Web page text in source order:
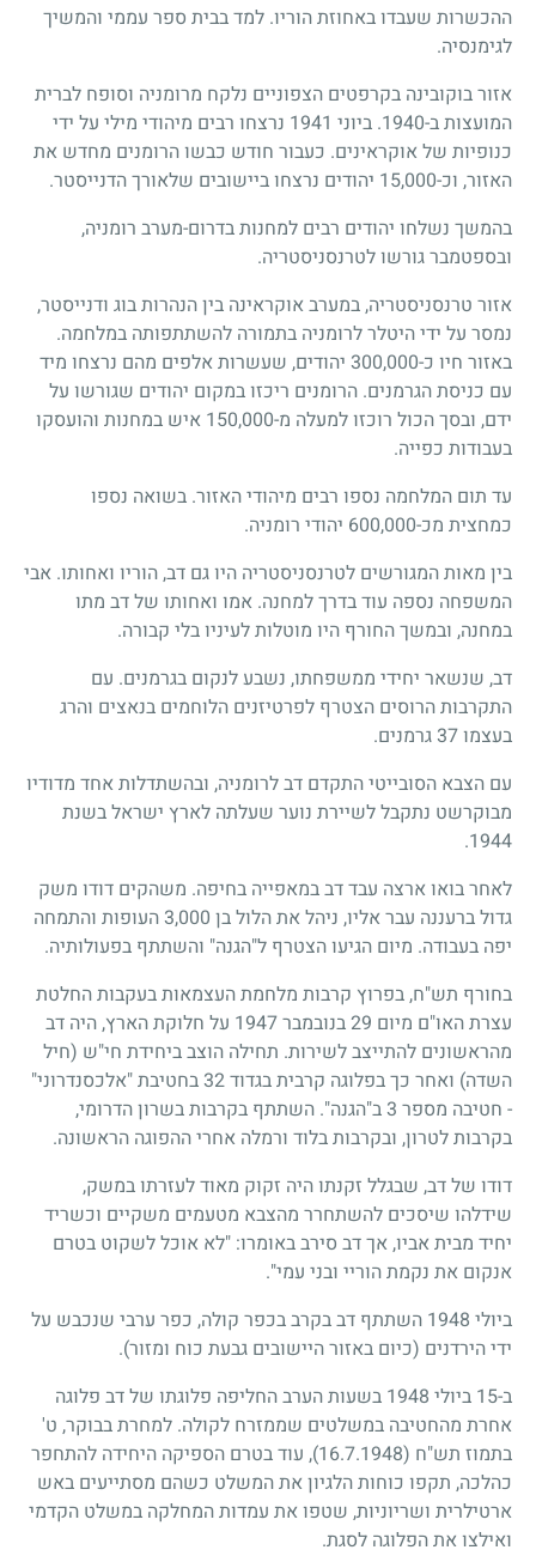
ההכשרות שעבדו באחוזת הוריו. למד בבית ספר עממי והמשיך
לגימנסיה.
אזור בוקובינה בקרפטים הצפוניים נלקח מרומניה וסופח לברית
המועצות ב-1940. ביוני 1941 נרצחו רבים מיהודי מילי על ידי
כנופיות של אוקראינים. כעבור חודש כבשו הרומנים מחדש את
האזור, וכ-15,000 יהודים נרצחו ביישובים שלאורך הדנייסטר.
בהמשך נשלחו יהודים רבים למחנות בדרום-מערב רומניה,
ובספטמבר גורשו לטרנסניסטריה.
אזור טרנסניסטריה, במערב אוקראינה בין הנהרות בוג ודנייסטר,
נמסר על ידי היטלר לרומניה בתמורה להשתתפותה במלחמה.
באזור חיו כ-300,000 יהודים, שעשרות אלפים מהם נרצחו מיד
עם כניסת הגרמנים. הרומנים ריכזו במקום יהודים שגורשו על
ידם, ובסך הכול רוכזו למעלה מ-150,000 איש במחנות והועסקו
בעבודות כפייה.
עד תום המלחמה נספו רבים מיהודי האזור. בשואה נספו
כמחצית מכ-600,000 יהודי רומניה.
בין מאות המגורשים לטרנסניסטריה היו גם דב, הוריו ואחותו. אבי
המשפחה נספה עוד בדרך למחנה. אמו ואחותו של דב מתו
במחנה, ובמשך החורף היו מוטלות לעיניו בלי קבורה.
דב, שנשאר יחידי ממשפחתו, נשבע לנקום בגרמנים. עם
התקרבות הרוסים הצטרף לפרטיזנים הלוחמים בנאצים והרג
בעצמו 37 גרמנים.
עם הצבא הסובייטי התקדם דב לרומניה, ובהשתדלות אחד מדודיו
מבוקרשט נתקבל לשיירת נוער שעלתה לארץ ישראל בשנת
1944.
לאחר בואו ארצה עבד דב במאפייה בחיפה. משהקים דודו משק
גדול ברעננה עבר אליו, ניהל את הלול בן 3,000 העופות והתמחה
יפה בעבודה. מיום הגיעו הצטרף ל"הגנה" והשתתף בפעולותיה.
בחורף תש"ח, בפרוץ קרבות מלחמת העצמאות בעקבות החלטת
עצרת האו"ם מיום 29 בנובמבר 1947 על חלוקת הארץ, היה דב
מהראשונים להתייצב לשירות. תחילה הוצב ביחידת חי"ש (חיל
השדה) ואחר כך בפלוגה קרבית בגדוד 32 בחטיבת "אלכסנדרוני"
- חטיבה מספר 3 ב"הגנה". השתתף בקרבות בשרון הדרומי,
בקרבות לטרון, ובקרבות בלוד ורמלה אחרי ההפוגה הראשונה.
דודו של דב, שבגלל זקנתו היה זקוק מאוד לעזרתו במשק,
שידלהו שיסכים להשתחרר מהצבא מטעמים משקיים וכשריד
יחיד מבית אביו, אך דב סירב באומרו: "לא אוכל לשקוט בטרם
אנקום את נקמת הוריי ובני עמי".
ביולי 1948 השתתף דב בקרב בכפר קולה, כפר ערבי שנכבש על
ידי הירדנים (כיום באזור היישובים גבעת כוח ומזור).
ב-15 ביולי 1948 בשעות הערב החליפה פלוגתו של דב פלוגה
אחרת מהחטיבה במשלטים שממזרח לקולה. למחרת בבוקר, ט'
בתמוז תש"ח (16.7.1948)
, עוד בטרם הספיקה היחידה להתחפר
כהלכה, תקפו כוחות הלגיון את המשלט כשהם מסתייעים באש
ארטילרית ושריוניות, שטפו את עמדות המחלקה במשלט הקדמי
ואילצו את הפלוגה לסגת.